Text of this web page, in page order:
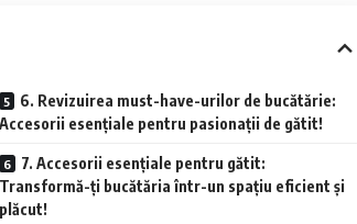
6. Revizuirea must-have-urilor de bucătărie:
Accesorii esențiale pentru pasionații de gătit!
7. Accesorii esențiale pentru gătit:
Transformă-ți bucătăria într-un spațiu eficient și
plăcut!